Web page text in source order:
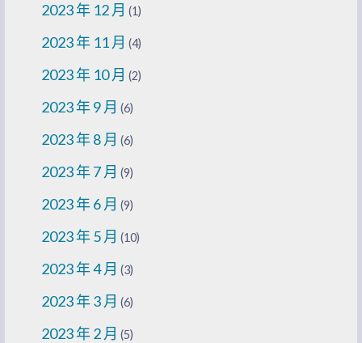
2023 年 12 月 (1)
2023 年 11 月 (4)
2023 年 10 月 (2)
2023 年 9 月 (6)
2023 年 8 月 (6)
2023 年 7 月 (9)
2023 年 6 月 (9)
2023 年 5 月 (10)
2023 年 4 月 (3)
2023 年 3 月 (6)
2023 年 2 月 (5)